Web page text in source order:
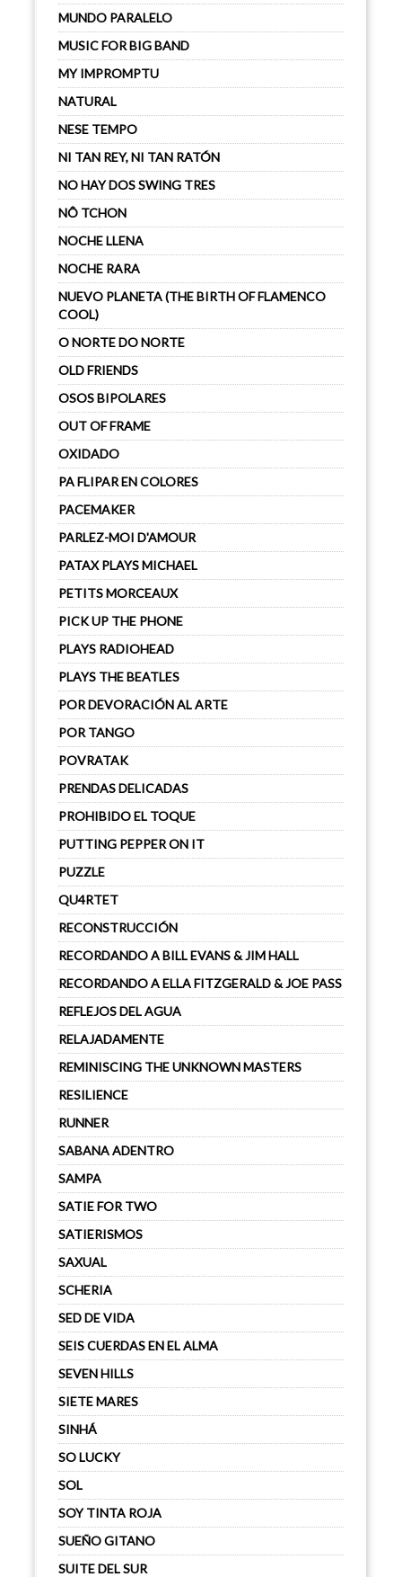
MUNDO PARALELO
MUSIC FOR BIG BAND
MY IMPROMPTU
NATURAL
NESE TEMPO
NI TAN REY, NI TAN RATÓN
NO HAY DOS SWING TRES
NÔ TCHON
NOCHE LLENA
NOCHE RARA
NUEVO PLANETA (THE BIRTH OF FLAMENCO
COOL)
O NORTE DO NORTE
OLD FRIENDS
OSOS BIPOLARES
OUT OF FRAME
OXIDADO
PA FLIPAR EN COLORES
PACEMAKER
PARLEZ-MOI D'AMOUR
PATAX PLAYS MICHAEL
PETITS MORCEAUX
PICK UP THE PHONE
PLAYS RADIOHEAD
PLAYS THE BEATLES
POR DEVORACIÓN AL ARTE
POR TANGO
POVRATAK
PRENDAS DELICADAS
PROHIBIDO EL TOQUE
PUTTING PEPPER ON IT
PUZZLE
QU4RTET
RECONSTRUCCIÓN
RECORDANDO A BILL EVANS & JIM HALL
RECORDANDO A ELLA FITZGERALD & JOE PASS
REFLEJOS DEL AGUA
RELAJADAMENTE
REMINISCING THE UNKNOWN MASTERS
RESILIENCE
RUNNER
SABANA ADENTRO
SAMPA
SATIE FOR TWO
SATIERISMOS
SAXUAL
SCHERIA
SED DE VIDA
SEIS CUERDAS EN EL ALMA
SEVEN HILLS
SIETE MARES
SINHÁ
SO LUCKY
SOL
SOY TINTA ROJA
SUEÑO GITANO
SUITE DEL SUR